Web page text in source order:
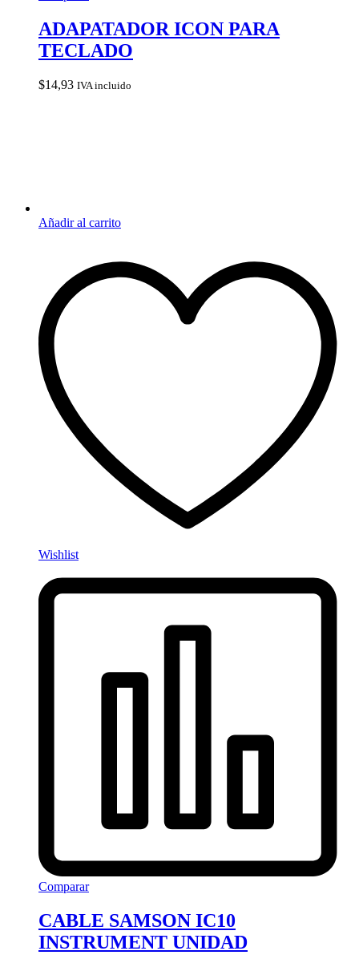
ADAPATADOR ICON PARA
TECLADO
$14,93 IVA incluido
Añadir al carrito
Wishlist
Comparar
CABLE SAMSON IC10
INSTRUMENT UNIDAD